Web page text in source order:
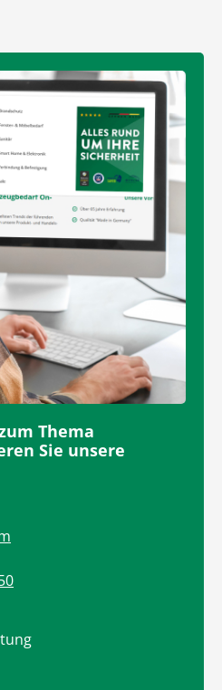
Thema
Sie unsere